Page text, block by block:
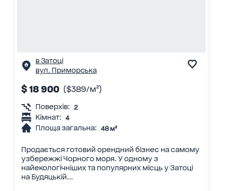
в Затоці
вул. Приморська
$ 18 900 ($389/м²)
Поверхів: 2
Кімнат: 4
Площа загальна: 48 м²
Продається готовий орендний бізнес на самому
узбережжі Чорного моря. У одному з
найекологічніших та популярних місць у Затоці
на Будяцькій...